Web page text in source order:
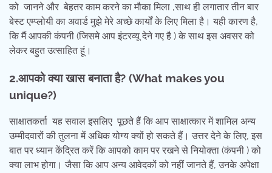
को जानने और बेहतर काम करने का मौका मिला ,साथ ही लगातार तीन बार
बेस्ट एम्प्लोयी का अवार्ड मुझे मेरे अच्छे कार्यों के लिए मिला है। यही कारण है,
कि मैं आपकी कंपनी (जिसमे आप इंटरव्यू देने गए है ) के साथ इस अवसर को
लेकर बहुत उत्साहित हूं।
2.आपको क्या खास बनाता है? (What makes you
unique?)
साक्षातकर्ता यह सवाल इसलिए पूछते हैं कि आप साक्षात्कार में शामिल अन्य
उम्मीदवारों की तुलना में अधिक योग्य क्यों हो सकते हैं। उत्तर देने के लिए, इस
बात पर ध्यान केंद्रित करें कि आपको काम पर रखने से नियोक्ता (कंपनी ) को
क्या लाभ होगा। जैसा कि आप अन्य आवेदकों को नहीं जानते हैं, उनके अपेक्षा